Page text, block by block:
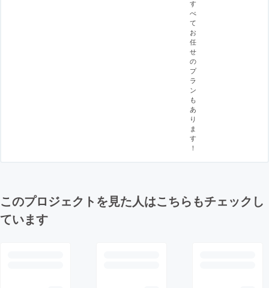
す
べ
て
お
任
せ
の
プ
ラ
ン
も
あ
り
ま
す
！
このプロジェクトを見た人はこちらもチェックし
ています